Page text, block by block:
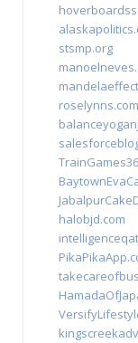
stsmp.org
roselynns.com
halobjd.com